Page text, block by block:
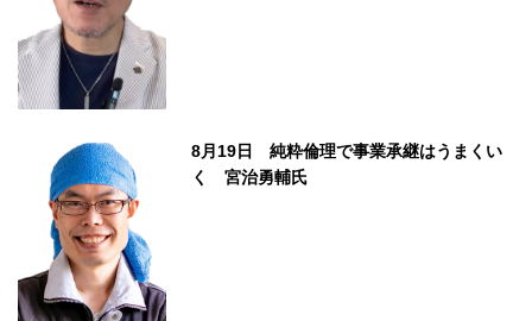
8月19日 純粋倫理で事業承継はうまくい
く 宮治勇輔氏